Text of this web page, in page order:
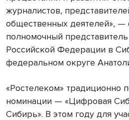
журналистов,
общественных деятелей», —
полномочный
Российской Федерации в
федеральном округе
«Ростелеком» традиционно
номинации — «Цифровая
Сибирь». В этом году для